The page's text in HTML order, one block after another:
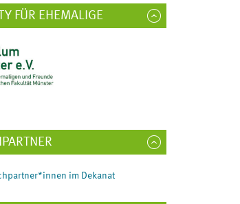
FÜR EHEMALIGE
im Dekanat